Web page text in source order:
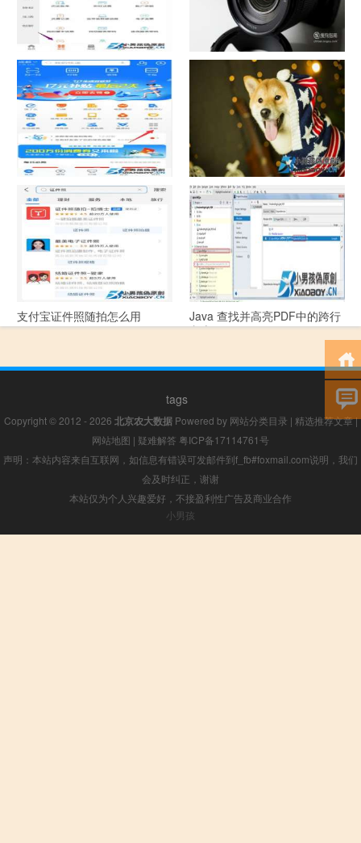
中国联通手机营业厅销户操作
指引
摄影作品的欣赏方法
支付宝怎么拍违章挣钱？
宠物定位器app开发可以解决哪
些问题？
支付宝证件照随拍怎么用
Java 查找并高亮PDF中的跨行
文本
tags
Copyright © 2012 - 2026 北京农大数据Powered by 网站分类目录 | 精选推荐文章|
网站地图 | 疑难解答 粤ICP备17114761号
声明：本站内容来自互联网，如信息有错误可发邮件到f_fb#foxmail.com说明，我们
会及时纠正，谢谢
本站仅为个人兴趣爱好，不接盈利性广告及商业合作
小男孩